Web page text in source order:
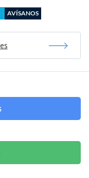
AVÍSANOS